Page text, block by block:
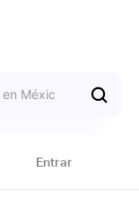
Entrar